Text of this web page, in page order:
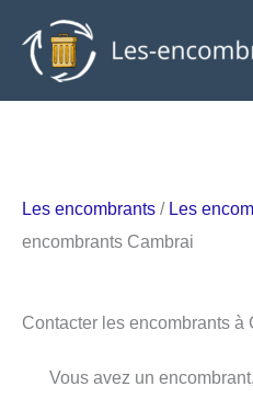
contenu
Les encombrants / Les
encombrants Cambrai
Contacter les encombrants à
Vous avez un